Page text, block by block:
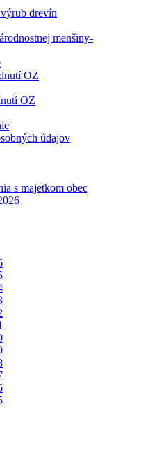
drevín
menšiny-
OZ
OZ
údajov
s majetkom obec